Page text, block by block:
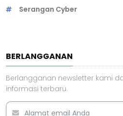
Serangan Cyber
BERLANGGANAN
Berlangganan newsletter kami
informasi terbaru.